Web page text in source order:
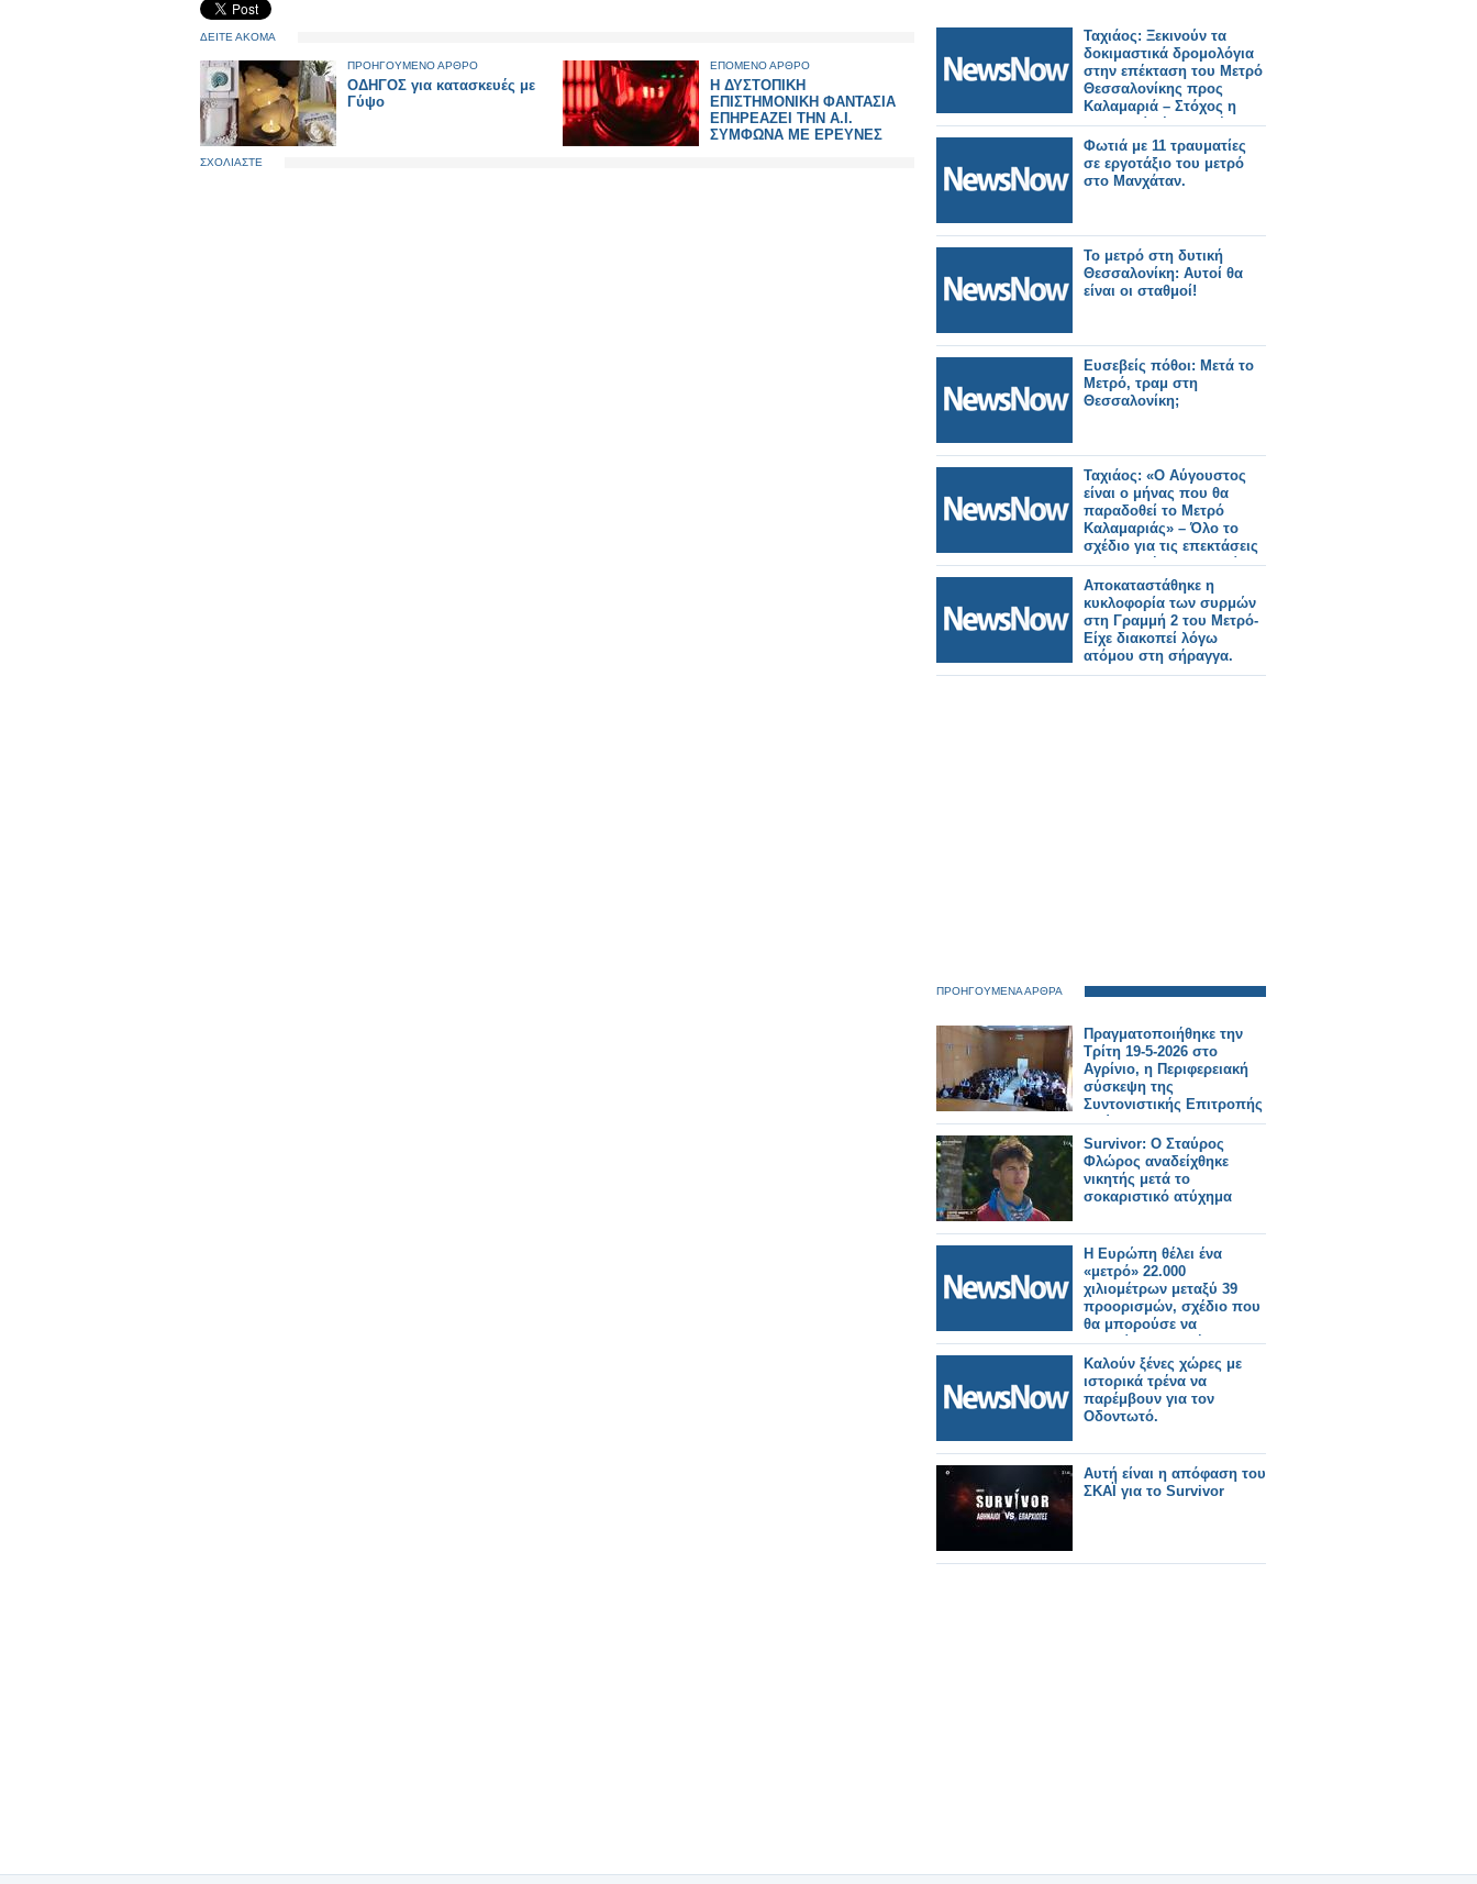
ΔΕΙΤΕ ΑΚΟΜΑ
ΠΡΟΗΓΟΥΜΕΝΟ ΑΡΘΡΟ
ΟΔΗΓΟΣ για κατασκευές με
Γύψο
ΕΠΟΜΕΝΟ ΑΡΘΡΟ
Η ΔΥΣΤΟΠΙΚΗ
ΕΠΙΣΤΗΜΟΝΙΚΗ ΦΑΝΤΑΣΙΑ
ΕΠΗΡΕΑΖΕΙ ΤΗΝ Α.Ι.
ΣΥΜΦΩΝΑ ΜΕ ΕΡΕΥΝΕΣ
ΣΧΟΛΙΑΣΤΕ
Ταχιάος: Ξεκινούν τα
δοκιμαστικά δρομολόγια
στην επέκταση του Μετρό
Θεσσαλονίκης προς
Καλαμαριά – Στόχος η
λειτουργία έως το τέλος
του μήνα.
Φωτιά με 11 τραυματίες
σε εργοτάξιο του μετρό
στο Μανχάταν.
Το μετρό στη δυτική
Θεσσαλονίκη: Αυτοί θα
είναι οι σταθμοί!
Ευσεβείς πόθοι: Μετά το
Μετρό, τραμ στη
Θεσσαλονίκη;
Ταχιάος: «Ο Αύγουστος
είναι ο μήνας που θα
παραδοθεί το Μετρό
Καλαμαριάς» – Όλο το
σχέδιο για τις επεκτάσεις
στη δυτική Θεσσαλονίκη.
Αποκαταστάθηκε η
κυκλοφορία των συρμών
στη Γραμμή 2 του Μετρό-
Είχε διακοπεί λόγω
ατόμου στη σήραγγα.
ΠΡΟΗΓΟΥΜΕΝΑ ΑΡΘΡΑ
Πραγματοποιήθηκε την
Τρίτη 19-5-2026 στο
Αγρίνιο, η Περιφερειακή
σύσκεψη της
Συντονιστικής Επιτροπής
Αγώνα (Σ.Ε.Α) των
συνταξιουχικων
οργανώσεων στην
αίθουσα τού ΕΚΑ
Survivor: Ο Σταύρος
Φλώρος αναδείχθηκε
νικητής μετά το
σοκαριστικό ατύχημα
Η Ευρώπη θέλει ένα
«μετρό» 22.000
χιλιομέτρων μεταξύ 39
προορισμών, σχέδιο που
θα μπορούσε να
εκτοπίσει τις πτήσεις.
Καλούν ξένες χώρες με
ιστορικά τρένα να
παρέμβουν για τον
Οδοντωτό.
Αυτή είναι η απόφαση του
ΣΚΑΪ για το Survivor